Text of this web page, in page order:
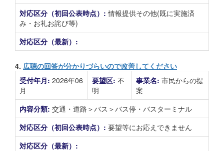
対応区分（初回公表時点）:情報提供その他(既に実施済
み・お礼お詫び等)
対応区分（最新）:
4. 広聴の回答が分かりづらいので改善してください
受付年月: 2026年06
月
要望区: 不
明
事業名: 市民からの提
案
内容分類: 交通・道路＞バス＞バス停・バスターミナル
対応区分（初回公表時点）: 要望等にお応えできません
対応区分（最新）: